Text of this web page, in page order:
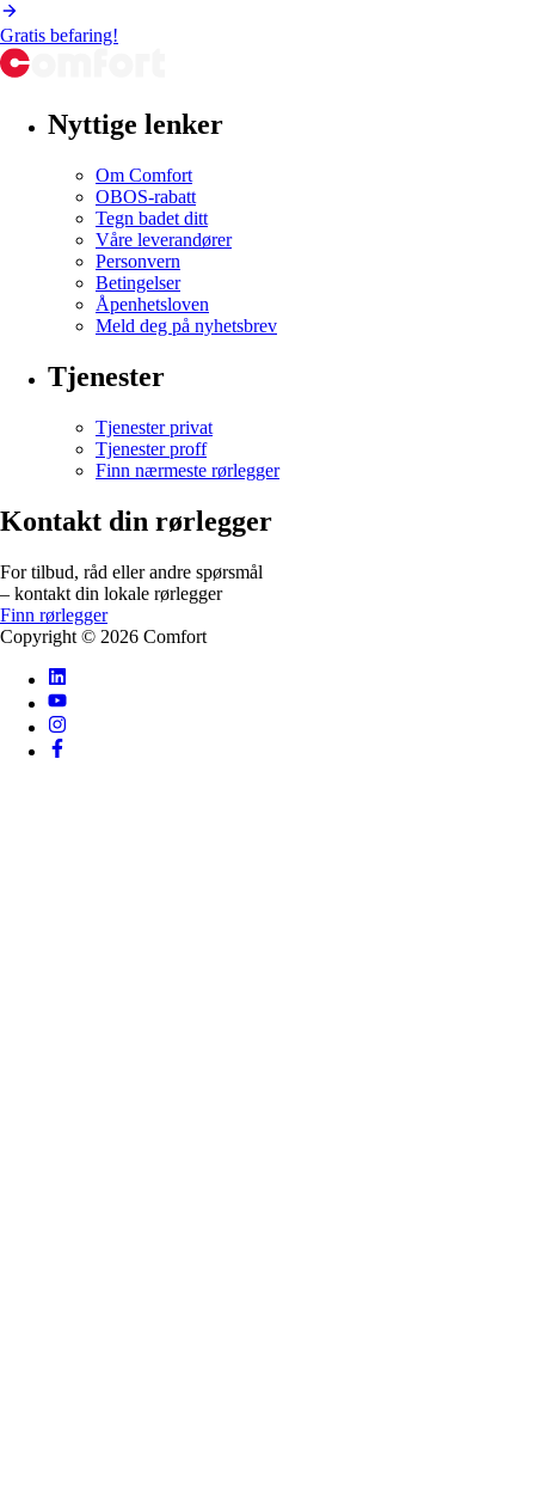
Gratis befaring!
Nyttige lenker
Om Comfort
OBOS-rabatt
Tegn badet ditt
Våre leverandører
Personvern
Betingelser
Åpenhetsloven
Meld deg på nyhetsbrev
Tjenester
Tjenester privat
Tjenester proff
Finn nærmeste rørlegger
Kontakt din rørlegger
For tilbud, råd eller andre spørsmål
– kontakt din lokale rørlegger
Finn rørlegger
Copyright © 2026 Comfort